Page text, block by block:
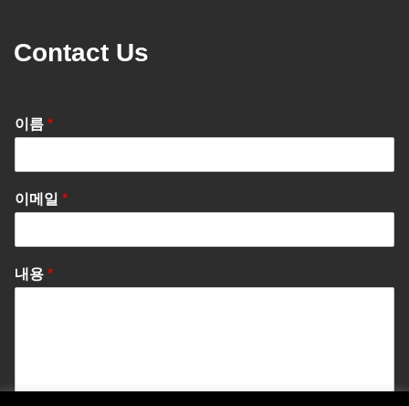
Contact Us
이름 *
이메일 *
내용 *